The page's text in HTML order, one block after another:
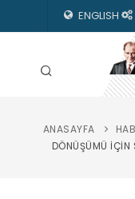
ENGLISH
HAKKIMIZDA
ANASAYFA
DÖNÜŞÜMÜ İÇİN